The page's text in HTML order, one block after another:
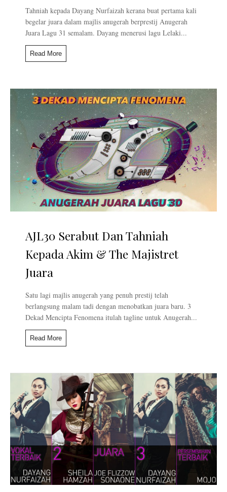
Tahniah kepada Dayang Nurfaizah kerana buat pertama kali
begelar juara dalam majlis anugerah berprestij Anugerah
Juara Lagu 31 semalam. Dayang menerusi lagu Lelaki...
Read More
AJL30 Serabut Dan Tahniah
Kepada Akim & The Majistret
Juara
Satu lagi majlis anugerah yang penuh prestij telah
berlangsung malam tadi dengan menobatkan juara baru. 3
Dekad Mencipta Fenomena itulah tagline untuk Anugerah...
Read More